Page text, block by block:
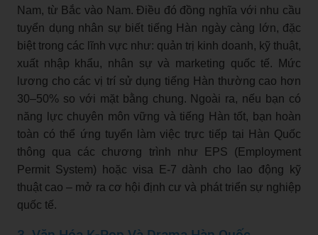
Nam, từ Bắc vào Nam. Điều đó đồng nghĩa với nhu cầu
tuyển dụng nhân sự biết tiếng Hàn ngày càng lớn, đặc
biệt trong các lĩnh vực như: quản trị kinh doanh, kỹ thuật,
xuất nhập khẩu, nhân sự và marketing quốc tế. Mức
lương cho các vị trí sử dụng tiếng Hàn thường cao hơn
30–50% so với mặt bằng chung. Ngoài ra, nếu bạn có
năng lực chuyên môn vững và tiếng Hàn tốt, bạn hoàn
toàn có thể ứng tuyển làm việc trực tiếp tại Hàn Quốc
thông qua các chương trình như EPS (Employment
Permit System) hoặc visa E-7 dành cho lao động kỹ
thuật cao – mở ra cơ hội định cư và phát triển sự nghiệp
quốc tế.